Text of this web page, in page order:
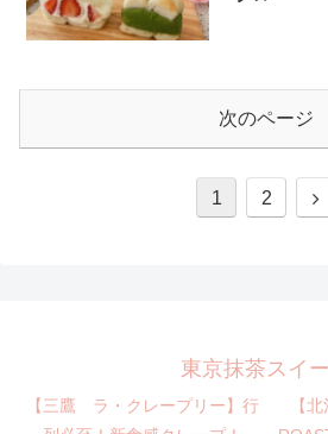
次のページ
1 2
東京抹茶スイ
【三鷹 ラ・クレープリー】行
【